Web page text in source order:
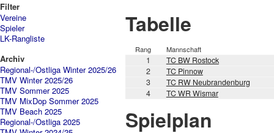
Filter
Vereine
Spieler
LK-Rangliste
Archiv
Regional-/Ostliga Winter 2025/26
TMV Winter 2025/26
TMV Sommer 2025
TMV MixDop Sommer 2025
TMV Beach 2025
Regional-/Ostliga 2025
Tabelle
Rang Mannschaft
1
TC BW Rostock
2
TC Pinnow
3
TC RW Neubrandenburg
4
TC WR Wismar
Spielplan